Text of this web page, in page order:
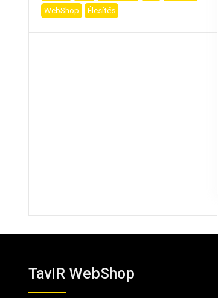
WebShop
Élesítés
TavIR WebShop